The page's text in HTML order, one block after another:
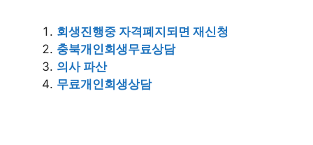
회생진행중 자격폐지되면 재신청
충북개인회생무료상담
의사 파산
무료개인회생상담